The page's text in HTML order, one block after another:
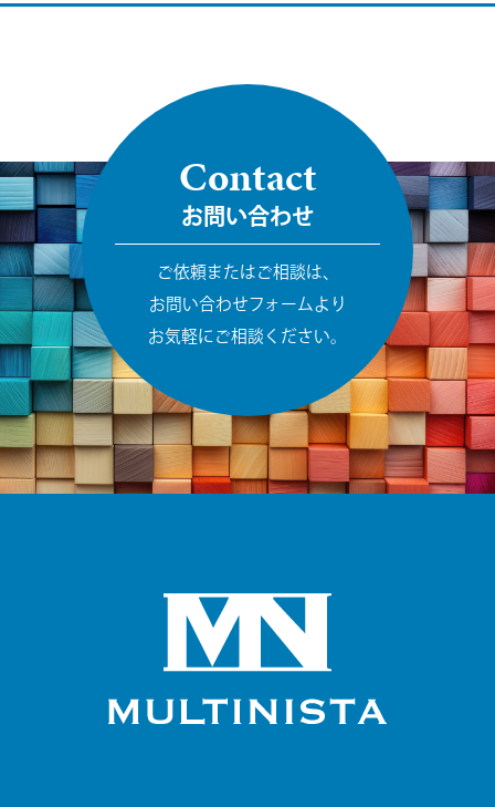
Contact
お問い合わせ
ご依頼またはご相談は、
お問い合わせフォームより
お気軽にご相談ください。